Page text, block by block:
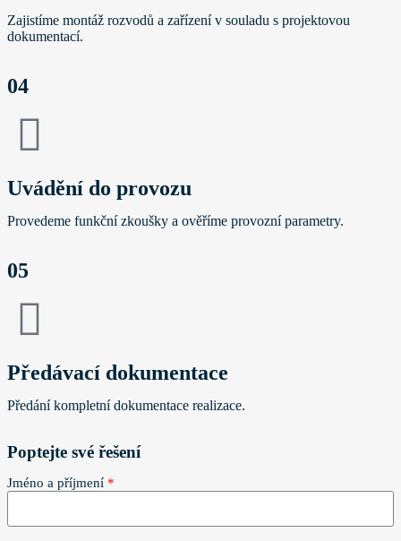
Zajistíme montáž rozvodů a zařízení v souladu s projektovou
dokumentací.
04
Uvádění do provozu
Provedeme funkční zkoušky a ověříme provozní parametry.
05
Předávací dokumentace
Předání kompletní dokumentace realizace.
Poptejte své řešení
Jméno a příjmení *